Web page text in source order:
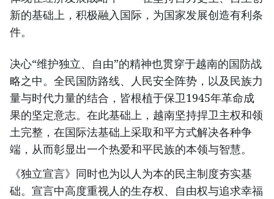
新的基础上，积极融入国际，为国家发展创造有利条
件。
决心“维护独立、自由”的精神也贯穿于越南的国防战
略之中。全民国防路线、人民安全阵势，以及民族力
量与时代力量的结合，皆根植于保卫1945年革命成
果的坚定意志。在此基础上，越南坚持捍卫主权和领
土完整，在国际法基础上采取和平方式解决各种争
端，从而彰显出一个热爱和平民族的本领与智慧。
《独立宣言》同时也为以人为本的民主制度夯实基
础。宣言中高度重视人的生存权、自由权与追求幸福